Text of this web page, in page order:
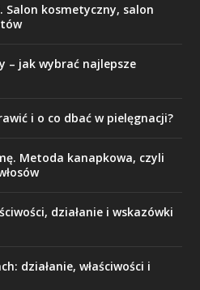
Salon kosmetyczny, salon
– jak wybrać najlepsze
i o co dbać w pielęgnacji?
Metoda kanapkowa, czyli
działanie i wskazówki
działanie, właściwości i